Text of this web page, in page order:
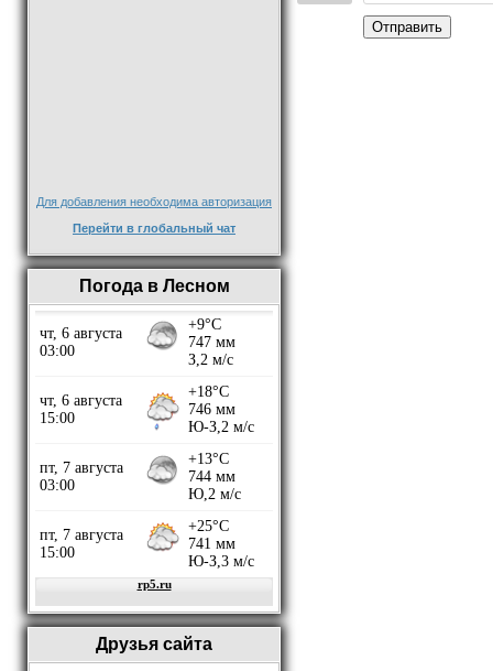
Для добавления необходима авторизация
Перейти в глобальный чат
Погода в Лесном
Друзья сайта
Отправить